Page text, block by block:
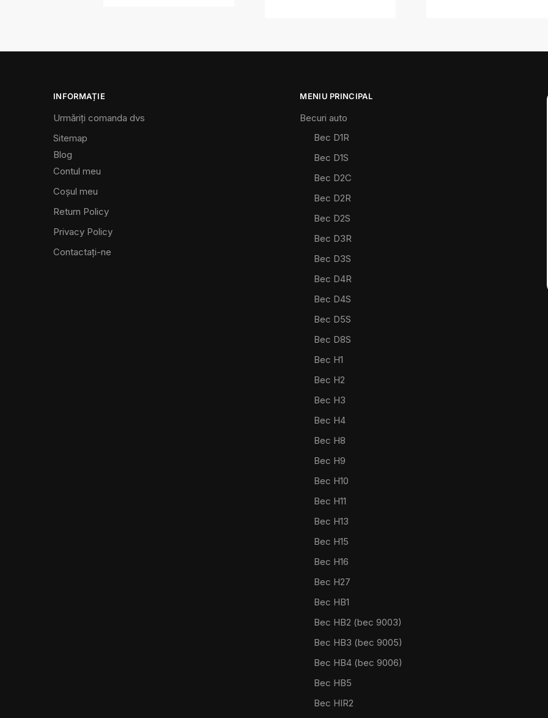
INFORMAȚIE
Urmăriți comanda dvs
Sitemap
Blog
Contul meu
Coșul meu
Return Policy
Privacy Policy
Contactaţi-ne
MENIU PRINCIPAL
Becuri auto
Bec D1R
Bec D1S
Bec D2C
Bec D2R
Bec D2S
Bec D3R
Bec D3S
Bec D4R
Bec D4S
Bec D5S
Bec D8S
Bec H1
Bec H2
Bec H3
Bec H4
Bec H8
Bec H9
Bec H10
Bec H11
Bec H13
Bec H15
Bec H16
Bec H27
Bec HB1
Bec HB2 (bec 9003)
Bec HB3 (bec 9005)
Bec HB4 (bec 9006)
Bec HB5
Bec HIR2